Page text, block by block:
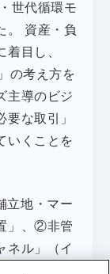
世代循環モ
。 資産・負
目し、
の考え方を
主導のビジ
な取引」
いくことを
立地・マー
」、②非管
ネル」（イ